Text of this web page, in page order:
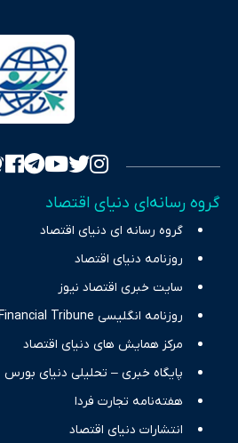
ایران و جهان را در قالب‌های ویدیو،
پایش می‌کند. این رسانه به عنوان منبعی
اطلاع‌رسانی صرف، به تبیین سیاست‌ها و
سرمایه‌گذاری، تجارت و حوزه‌های نوظهور
به اصول «انصاف، امانت و صداقت»، بستری
تصویری شفاف از واقعیت‌های اقتصادی ارائه
چالش‌های فقر و بیکاری را جست‌وجو کرده و
نیازهای خبری مخاطبان در حوزه‌های اثرگذار
حرفه‌ای و روزآمد پوشش می‌دهیم.
گروه رسانه‌ای دنیای اقتصاد
گروه رسانه ای دنیای اقتصاد
روزنامه دنیای اقتصاد
سایت خبری اقتصاد نیوز
روزنامه انگلیسی Financial Tribune
مرکز همایش های دنیای اقتصاد
پایگاه خبری – تحلیلی دنیای بورس
هفته‌نامه تجارت فردا
انتشارات دنیای اقتصاد